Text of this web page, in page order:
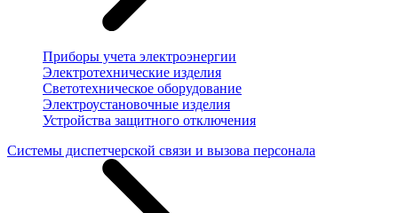
Приборы учета электроэнергии
Электротехнические изделия
Светотехническое оборудование
Электроустановочные изделия
Устройства защитного отключения
Системы диспетчерской связи и вызова персонала